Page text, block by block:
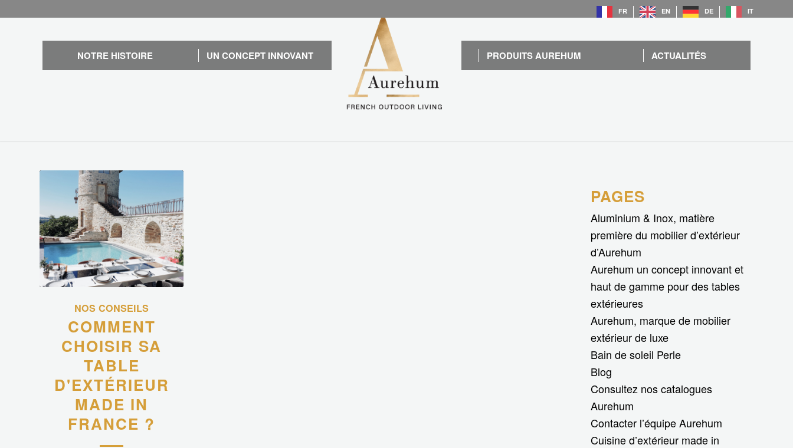
FR EN DE IT
NOTRE HISTOIRE UN CONCEPT INNOVANT PRODUITS AUREHUM ACTUALITÉS
NOS CONSEILS
COMMENT
CHOISIR SA
TABLE
D'EXTÉRIEUR
MADE IN
FRANCE ?
PAGES
Aluminium & Inox, matière
première du mobilier d’extérieur
d’Aurehum
Aurehum un concept innovant et
haut de gamme pour des tables
extérieures
Aurehum, marque de mobilier
extérieur de luxe
Bain de soleil Perle
Blog
Consultez nos catalogues
Aurehum
Contacter l’équipe Aurehum
Cuisine d’extérieur made in